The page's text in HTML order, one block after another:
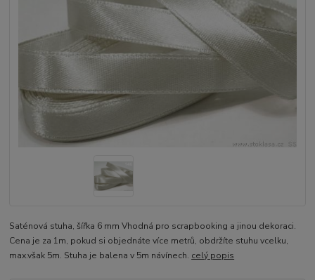
Saténová stuha, šířka 6 mm Vhodná pro scrapbooking a jinou dekoraci.
Cena je za 1m, pokud si objednáte více metrů, obdržíte stuhu vcelku,
max.však 5m. Stuha je balena v 5m návínech. celý popis